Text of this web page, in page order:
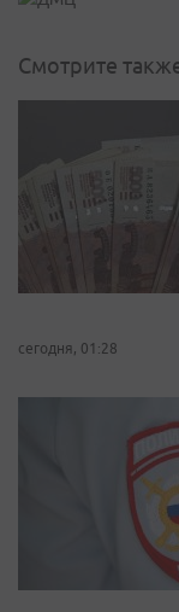
Смотрите
сегодня, 01:28